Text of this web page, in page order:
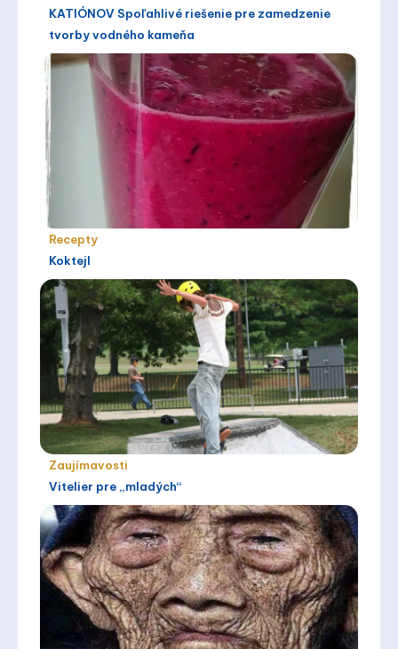
KATIÓNOV Spoľahlivé riešenie pre zamedzenie
tvorby vodného kameňa
Recepty
Koktejl
Zaujímavosti
Vitelier pre „mladých“